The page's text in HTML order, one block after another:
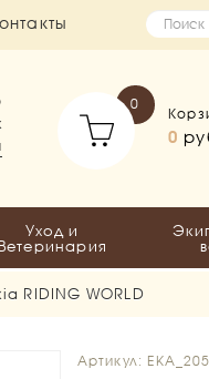
0
0
Уход и
Ветеринария
RIDING WORLD
Артикул: